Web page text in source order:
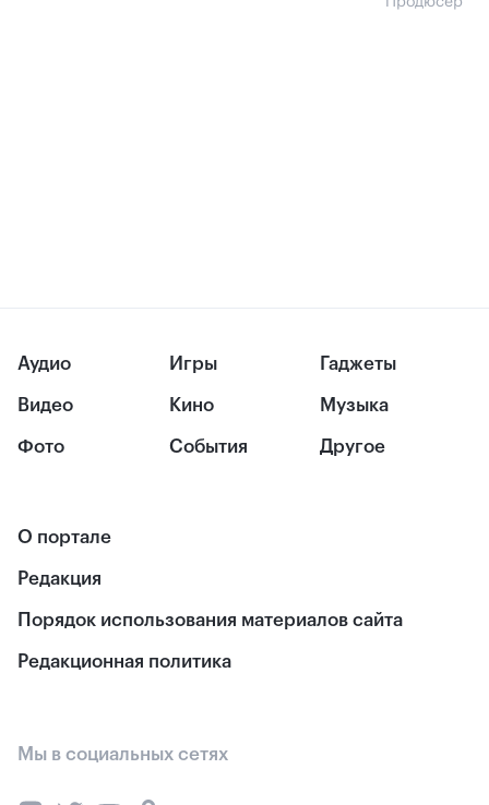
Аудио
Видео
Фото
Игры
Кино
События
Гаджеты
Музыка
Другое
О портале
Редакция
Порядок использования материалов сайта
Редакционная политика
Мы в социальных сетях